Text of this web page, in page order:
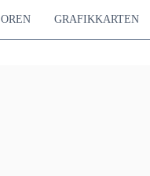
GRAFIKKARTEN